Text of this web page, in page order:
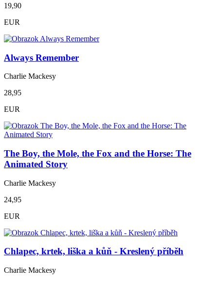
19,90
EUR
Always Remember
Charlie Mackesy
28,95
EUR
The Boy, the Mole, the Fox and the Horse: The
Animated Story
Charlie Mackesy
24,95
EUR
Chlapec, krtek, liška a kůň - Kreslený příběh
Charlie Mackesy